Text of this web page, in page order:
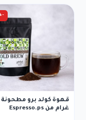
-20%
غرام من Espresso.ps